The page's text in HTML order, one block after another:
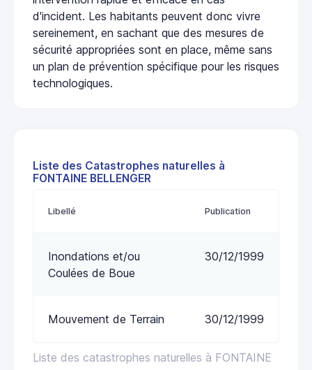
d'incident. Les habitants peuvent donc vivre
sereinement, en sachant que des mesures de
sécurité appropriées sont en place, même sans
un plan de prévention spécifique pour les risques
technologiques.
Liste des Catastrophes naturelles à
FONTAINE BELLENGER
Liste des catastrophes naturelles à FONTAINE
Libellé Publication
Inondations et/ou
Coulées de Boue
30/12/1999
Mouvement de Terrain 30/12/1999